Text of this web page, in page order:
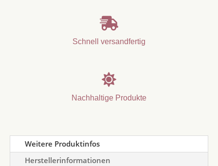

Schnell versandfertig

Nachhaltige Produkte
Weitere Produktinfos
Herstellerinformationen